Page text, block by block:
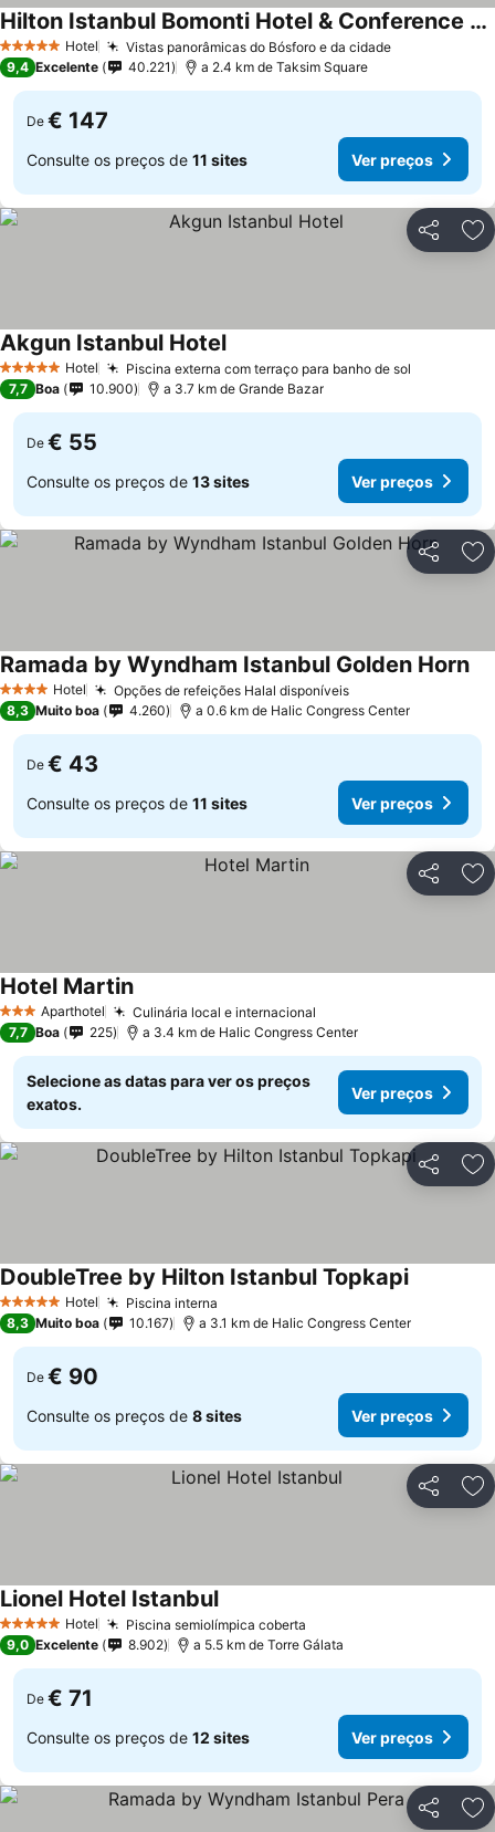
5 Estrelas Hotel Vistas panorâmicas do Bósforo e da cidadeVer preços
Hilton Istanbul Bomonti Hotel & Conference Center
Ver preços
9,4 Excelente 40.221 a 2.4 km de Taksim Square
De € 147
Consulte os preços de 11 sites Ver preços
Partilhar
5 Estrelas Hotel Piscina externa com terraço para banho de sol
Akgun Istanbul HotelVer preços
7,7 Boa 10.900 a 3.7 km de Grande Bazar
De € 55
Consulte os preços de 13 sites Ver preços
Partilhar
4 EstrelasHotel Opções de refeições Halal disponíveisVer preços
Ramada by Wyndham Istanbul Golden Horn
8,3 Muito boa 4.260 a 0.6 km de Halic Congress Center
De € 43
Consulte os preços de 11 sites Ver preços
Partilhar
3 EstrelasAparthotel Culinária local e internacional
Hotel MartinVer preços
7,7 Boa 225 a 3.4 km de Halic Congress Center
Selecione as datas para ver os preços
exatos.
Ver preços
Partilhar
5 Estrelas Hotel Piscina interna
DoubleTree by Hilton Istanbul TopkapiVer
8,3 Muito boa 10.167 a 3.1 km de Halic Congress Center
De € 90
Consulte os preços de 8 sites Ver preços
Partilhar
5 Estrelas Hotel Piscina semiolímpica coberta
Lionel Hotel IstanbulVer preços
9,0 Excelente 8.902 a 5.5 km de Torre Gálata
De € 71
Consulte os preços de 12 sites Ver preços
Partilhar